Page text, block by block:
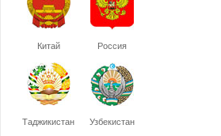
Китай Россия
Таджикистан Узбекистан